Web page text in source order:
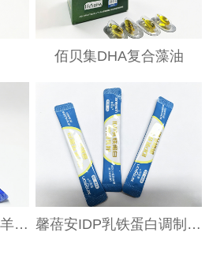
佰贝集DHA复合藻油
全民优生活调制乳粉&羊初乳 馨蓓安IDP乳铁蛋白调制乳粉条包装